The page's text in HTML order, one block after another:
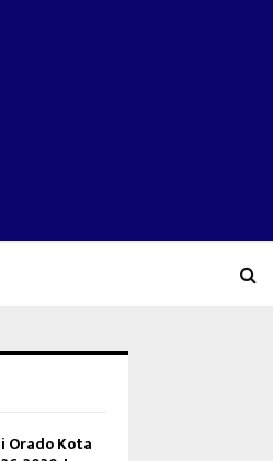
Orado Kota